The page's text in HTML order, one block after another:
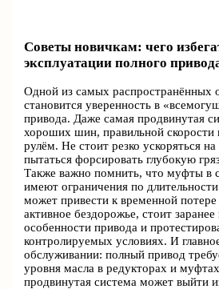
Советы новичкам: чего
эксплуатации полного
Одной из самых распространённых
становится уверенность в
привода. Даже самая продвинутая
хороших шин, правильной скорости
рулём. Не стоит резко ускоряться на
пытаться форсировать глубокую
Также важно помнить, что муфты в
имеют ограничения по
может привести к временной потере
активное бездорожье, стоит
особенности привода и
контролируемых условиях. И
обслуживании: полный привод
уровня масла в редукторах и
продвинутая система может выйти